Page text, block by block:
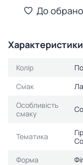
До
Характеристики
Колір
Смак
Особливість
смаку
Тематика
Форма